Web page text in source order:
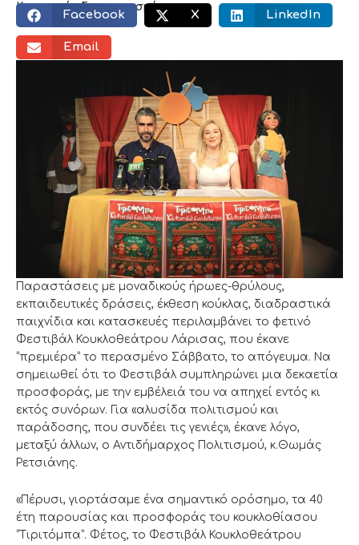
Κοινωνικός διαμοιρασμός:
Facebook X LinkedIn
Email
Παραστάσεις με μοναδικούς ήρωες-θρύλους,
εκπαιδευτικές δράσεις, έκθεση κούκλας, διαδραστικά
παιχνίδια και κατασκευές περιλαμβάνει το φετινό
Φεστιβάλ Κουκλοθεάτρου Λάρισας, που έκανε
“πρεμιέρα” το περασμένο Σάββατο, το απόγευμα. Να
σημειωθεί ότι το Φεστιβάλ συμπληρώνει μια δεκαετία
προσφοράς, με την εμβέλειά του να απηχεί εντός κι
εκτός συνόρων. Για «αλυσίδα πολιτισμού και
παράδοσης, που συνδέει τις γενιές», έκανε λόγο,
μεταξύ άλλων, ο Αντιδήμαρχος Πολιτισμού, κ.Θωμάς
Ρετσιάνης.
«Πέρυσι, γιορτάσαμε ένα σημαντικό ορόσημο, τα 40
έτη παρουσίας και προσφοράς του κουκλοθίασου
“Τιριτόμπα”. Φέτος, το Φεστιβάλ Κουκλοθεάτρου